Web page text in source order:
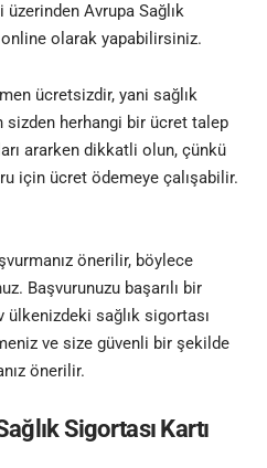
Avrupa Sağlık
olarak yapabilirsiniz.
ücretsizdir, yani sağlık
herhangi bir ücret talep
ararken dikkatli olun, çünkü
için ücret ödemeye çalışabilir.
önerilir, böylece
Başvurunuzu başarılı bir
sağlık sigortası
ve size güvenli bir şekilde
önerilir.
Sigortası Kartı